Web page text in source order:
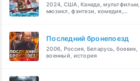
2024, США, Канада, мультфильм,
мюзикл, фэнтези, комедия,
Последний бронепоезд
2006, Россия, Беларусь, боевик,
военный, история